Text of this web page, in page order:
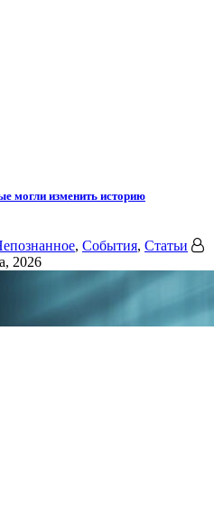
могли изменить историю
, События, Статьи
2026